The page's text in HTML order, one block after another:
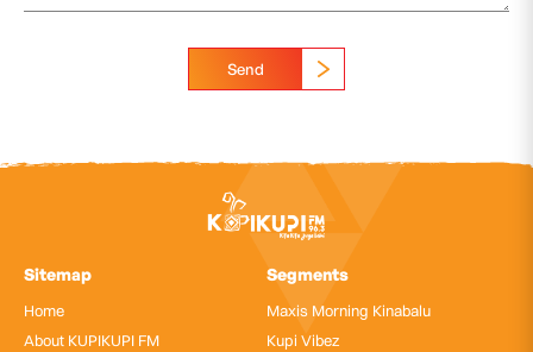
Send
Sitemap
Home
About KUPIKUPI FM
Segments
Maxis Morning Kinabalu
Kupi Vibez